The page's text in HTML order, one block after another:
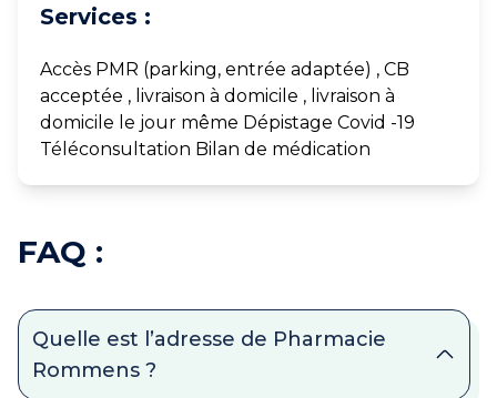
Services :
Accès PMR (parking, entrée adaptée) , CB
acceptée , livraison à domicile , livraison à
domicile le jour même Dépistage Covid -19
Téléconsultation Bilan de médication
FAQ :
Quelle est l’adresse de Pharmacie
Rommens ?